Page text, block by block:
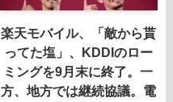
楽天モバイル、「敵から貰
ってた塩」、KDDIのロー
ミングを9月末に終了。一
方、地方では継続協議。電